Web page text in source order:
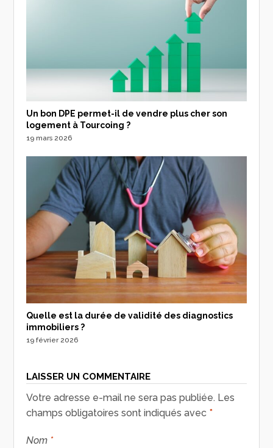
Un bon DPE permet-il de vendre plus cher son
logement à Tourcoing ?
19 mars 2026
Quelle est la durée de validité des diagnostics
immobiliers ?
19 février 2026
LAISSER UN COMMENTAIRE
Votre adresse e-mail ne sera pas publiée. Les
champs obligatoires sont indiqués avec *
Nom *